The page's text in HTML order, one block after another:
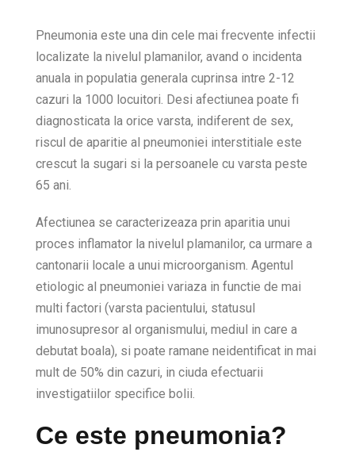
Pneumonia este una din cele mai frecvente infectii
localizate la nivelul plamanilor, avand o incidenta
anuala in populatia generala cuprinsa intre 2-12
cazuri la 1000 locuitori. Desi afectiunea poate fi
diagnosticata la orice varsta, indiferent de sex,
riscul de aparitie al pneumoniei interstitiale este
crescut la sugari si la persoanele cu varsta peste
65 ani.
Afectiunea se caracterizeaza prin aparitia unui
proces inflamator la nivelul plamanilor, ca urmare a
cantonarii locale a unui microorganism. Agentul
etiologic al pneumoniei variaza in functie de mai
multi factori (varsta pacientului, statusul
imunosupresor al organismului, mediul in care a
debutat boala), si poate ramane neidentificat in mai
mult de 50% din cazuri, in ciuda efectuarii
investigatiilor specifice bolii.
Ce este pneumonia?